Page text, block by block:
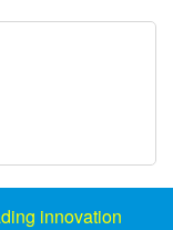
innovation